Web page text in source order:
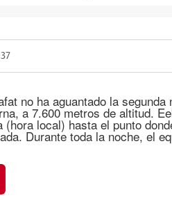
no ha aguantado la
a 7.600 metros de altitud.
(hora local) hasta el punto
Durante toda la noche, el